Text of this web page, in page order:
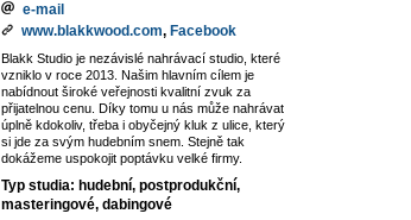
e-mail
www.blakkwood.com, Facebook
Blakk Studio je nezávislé nahrávací studio, které
vzniklo v roce 2013. Našim hlavním cílem je
nabídnout široké veřejnosti kvalitní zvuk za
přijatelnou cenu. Díky tomu u nás může nahrávat
úplně kdokoliv, třeba i obyčejný kluk z ulice, který
si jde za svým hudebním snem. Stejně tak
dokážeme uspokojit poptávku velké firmy.
Typ studia: hudební, postprodukční,
masteringové, dabingové